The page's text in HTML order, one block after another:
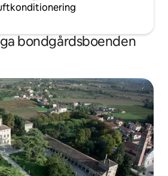
bondgårdsboenden